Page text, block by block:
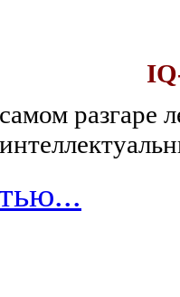
разгаре